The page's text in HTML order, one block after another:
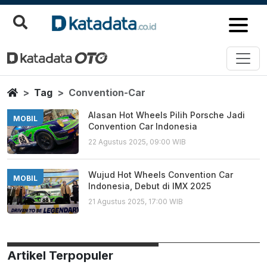
Convention Car
Berita Terbaru
HomeTag Convention-Car
MOBIL
Alasan Hot Wheels Pilih Porsche Jadi
Convention Car Indonesia
22 Agustus 2025, 09:00 WIB
MOBIL
Wujud Hot Wheels Convention Car
Indonesia, Debut di IMX 2025
21 Agustus 2025, 17:00 WIB
Artikel Terpopuler